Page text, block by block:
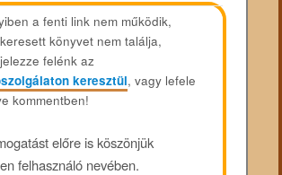
a fenti link nem működik,
könyvet nem találja,
felénk az
keresztül, vagy lefele
kommentben!
előre is köszönjük
felhasználó nevében.